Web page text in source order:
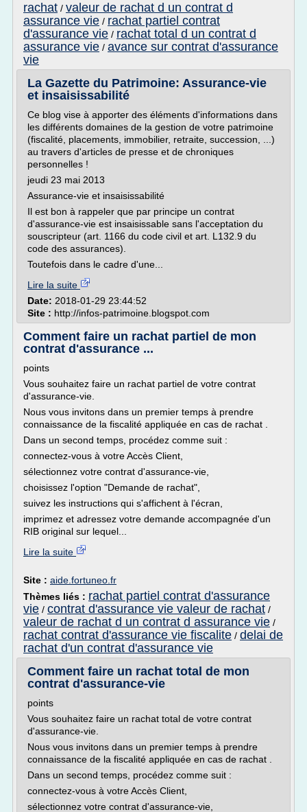
rachat / valeur de rachat d un contrat d
assurance vie / rachat partiel contrat
d'assurance vie / rachat total d un contrat d
assurance vie / avance sur contrat d'assurance
vie
La Gazette du Patrimoine: Assurance-vie
et insaisissabilité
Ce blog vise à apporter des éléments d'informations dans
les différents domaines de la gestion de votre patrimoine
(fiscalité, placements, immobilier, retraite, succession, ...)
au travers d'articles de presse et de chroniques
personnelles !
jeudi 23 mai 2013
Assurance-vie et insaisissabilité
Il est bon à rappeler que par principe un contrat
d'assurance-vie est insaisissable sans l'acceptation du
souscripteur (art. 1166 du code civil et art. L132.9 du
code des assurances).
Toutefois dans le cadre d'une...
Lire la suite
Date: 2018-01-29 23:44:52
Site : http://infos-patrimoine.blogspot.com
Comment faire un rachat partiel de mon
contrat d'assurance ...
points
Vous souhaitez faire un rachat partiel de votre contrat
d'assurance-vie.
Nous vous invitons dans un premier temps à prendre
connaissance de la fiscalité appliquée en cas de rachat .
Dans un second temps, procédez comme suit :
connectez-vous à votre Accès Client,
sélectionnez votre contrat d'assurance-vie,
choisissez l'option "Demande de rachat",
suivez les instructions qui s'affichent à l'écran,
imprimez et adressez votre demande accompagnée d'un
RIB original sur lequel...
Lire la suite
Site : aide.fortuneo.fr
Thèmes liés : rachat partiel contrat d'assurance
vie / contrat d'assurance vie valeur de rachat /
valeur de rachat d un contrat d assurance vie /
rachat contrat d'assurance vie fiscalite / delai de
rachat d'un contrat d'assurance vie
Comment faire un rachat total de mon
contrat d'assurance-vie
points
Vous souhaitez faire un rachat total de votre contrat
d'assurance-vie.
Nous vous invitons dans un premier temps à prendre
connaissance de la fiscalité appliquée en cas de rachat .
Dans un second temps, procédez comme suit :
connectez-vous à votre Accès Client,
sélectionnez votre contrat d'assurance-vie,